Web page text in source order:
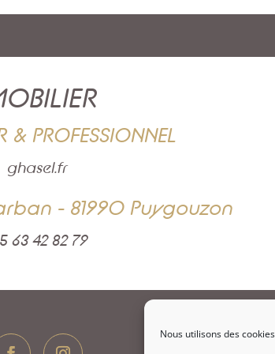
Nous utilisons des
& PROFESSIONNEL
ghasel.fr
- 81990 Puygouzon
63 42 82 79